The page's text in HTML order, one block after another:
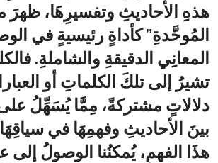
هذهِ الأحاديثِ وتفسيرِهَا، ظهرَ
المُوحَّدةِ” كأداةٍ رئيسيةٍ في
المعانِي الدقيقةِ والشاملةِ.
تشيرُ إلى تلكَ الكلماتِ أو
دلالاتٍ مشتركةً، مِمَّا يُسَهِّلُ
بينَ الأحاديثِ وفهمِهَا في
هذَا الفهمِ، يُمكنُنا الوصولُ إلى